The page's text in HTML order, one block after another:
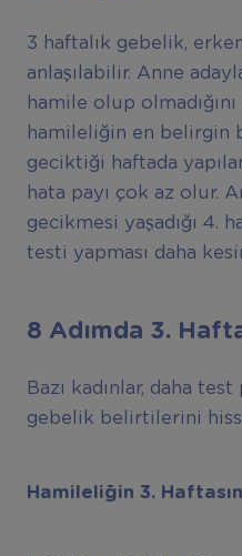
3 haftalık gebelik,
anlaşılabilir. Anne
hamile olup
hamileliğin en belirgin
geciktiği haftada
hata payı çok az olur.
gecikmesi yaşadığı 4.
testi yapması daha
8 Adımda 3.
Bazı kadınlar, daha
gebelik belirtilerini
Hamileliğin 3.